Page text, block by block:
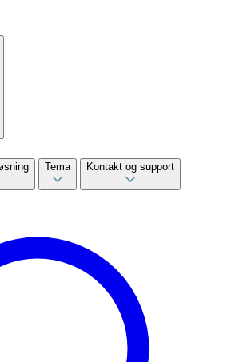
Tema Kontakt og support